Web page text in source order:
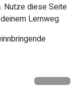
Nutze diese Seite
Lernweg.